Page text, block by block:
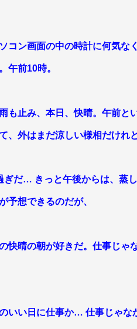
コン画面の中の時計に何気なく
午前10時。
も止み、本日、快晴。午前と
、 外はまだ涼しい様相だけれど
ぎだ… きっと午後からは、蒸
予想できるのだが、
快晴の朝が好きだ。仕事じゃ
いい日に仕事か… 仕事じゃな